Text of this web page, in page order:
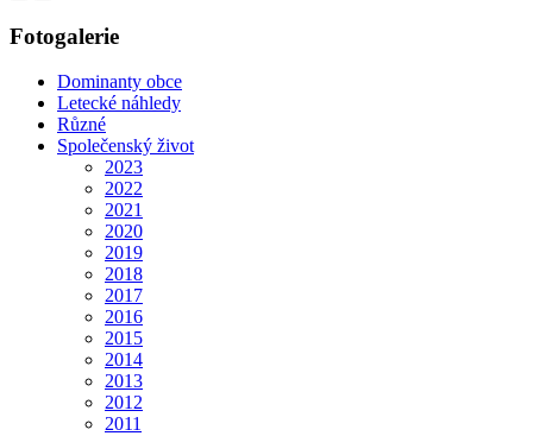
Fotogalerie
Dominanty obce
Letecké náhledy
Různé
Společenský život
2023
2022
2021
2020
2019
2018
2017
2016
2015
2014
2013
2012
2011